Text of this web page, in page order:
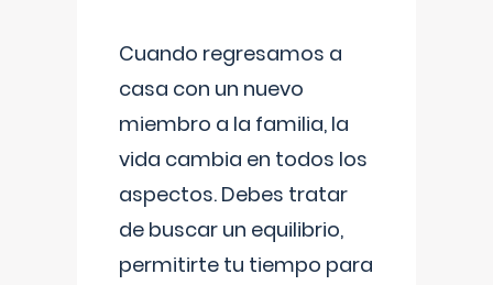
Cuando regresamos a
casa con un nuevo
miembro a la familia, la
vida cambia en todos los
aspectos. Debes tratar
de buscar un equilibrio,
permitirte tu tiempo para